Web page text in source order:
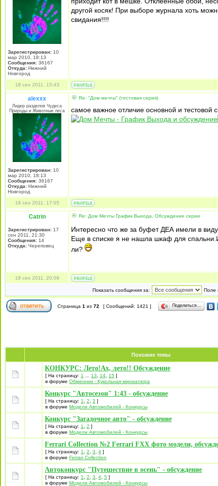
Зарегистрирован: 10
мар 2010, 18:13
Сообщения: 36167
Откуда: Нижний
Новгород
другой косяк! При выборе журнала хоть
свидания!!!!
18 сен 2011, 15:43
alexxx
Лидер разделов Чудеса
Природы и Животные леса
Зарегистрирован: 10
мар 2010, 18:13
Сообщения: 36167
Откуда: Нижний
Новгород
Re: "Дом мечты" (тестовая серия)
самое важное отличие основной и
18 сен 2011, 17:05
Catrin
Зарегистрирован: 17
сен 2011, 21:30
Сообщения: 14
Откуда: Череповец
Re: Дом Мечты График Выхода, Обсуждение серии
Интересно что же за буфет ДЕА имели в
Еще в списке я не нашла шкаф для
ли?
18 сен 2011, 20:09
Показать сообщения за: Поле
Страница 1 из 72 [ Сообщений: 1421 ] Поделиться…
Похожие темы
КОНКУРС: Лето!Ах, лето!! Обсуждение
[ На страницу: 1 13 14 15 ]
в форуме Обменник - Кукольная миниатюра
Конкурс "Автосезон" 1:43 - обсуждение
[ На страницу: 1 2 3 ]
в форуме Модели Автомобилей - Конкурсы
Конкурс "Загадочное авто" - обсуждение
[ На страницу: 1 2 ]
в форуме Модели Автомобилей - Конкурсы
Ferrari Collection №2 Ferrari FXX фото модели,
[ На страницу: 1 2 3 4 ]
в форуме Ferrari Collection
Автоконкурс "Путешествие в осень" - обсуждение
[ На страницу: 1 2 3 4 5 ]
в форуме Модели Автомобилей - Конкурсы